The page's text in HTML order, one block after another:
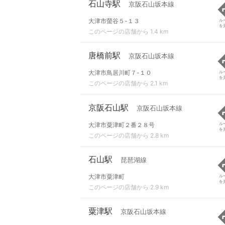
石山寺駅 京阪石山坂本線
大津市螢谷５-１３
このページの店舗から 1.4 km
ル
を
唐橋前駅 京阪石山坂本線
大津市鳥居川町７-１０
このページの店舗から 2.1 km
ル
を
京阪石山駅 京阪石山坂本線
大津市粟津町２番２８号
このページの店舗から 2.8 km
ル
を
石山駅 琵琶湖線
大津市粟津町
このページの店舗から 2.9 km
ル
を
粟津駅 京阪石山坂本線